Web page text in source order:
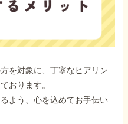
を対象に、丁寧なヒアリン
おります。
よう、心を込めてお手伝い